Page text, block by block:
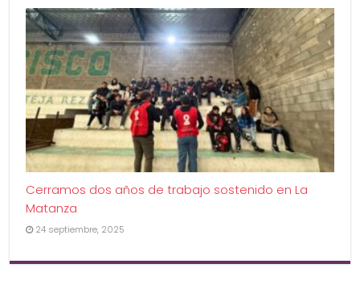
Cerramos dos años de trabajo sostenido en La
Matanza
24 septiembre, 2025